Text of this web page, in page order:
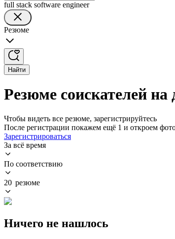
full stack software engineer
Резюме
Найти
Резюме соискателей
Чтобы видеть все резюме, зарегистрируйтесь
После регистрации покажем ещё 1 и откроем
Зарегистрироваться
За всё время
По соответствию
20 резюме
Ничего не нашлось